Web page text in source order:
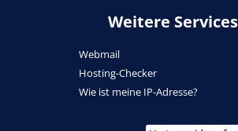
Weitere
Webmail
Hosting-Checker
Wie ist meine IP-Adresse?